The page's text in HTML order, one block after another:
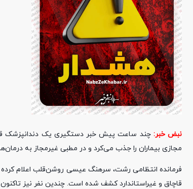
نبض خبر:
مجازی بیماران را جذب می‌کرد و در مطبی غیرمجاز به
فرمانده انتظامی رشت، سرهنگ عیسی روشن‌قلب اعلام کرده
قاچاق و غیراستاندارد کشف شده است. چندین نفر نیز تاکنون